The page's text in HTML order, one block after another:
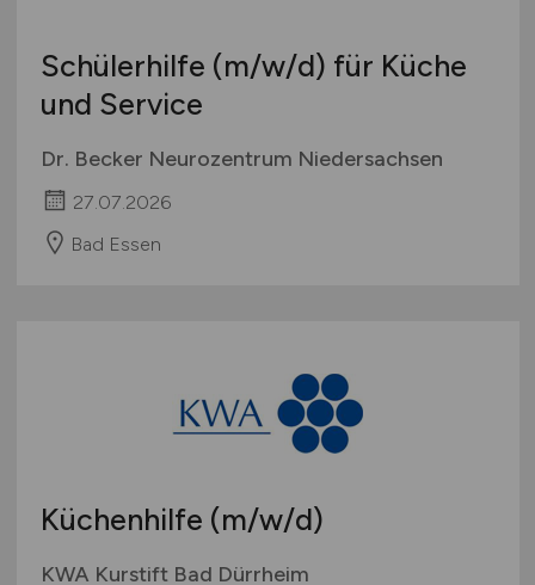
Schülerhilfe (m/w/d) für Küche
und Service
Dr. Becker Neurozentrum Niedersachsen
27.07.2026
Bad Essen
Küchenhilfe (m/w/d)
KWA Kurstift Bad Dürrheim